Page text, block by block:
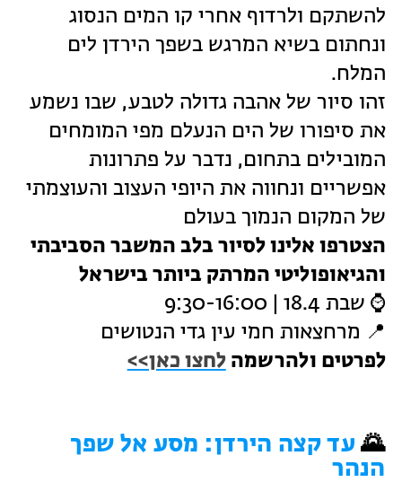
להשתקם ולרדוף אחרי קו המים הנסוג
ונחתום בשיא המרגש בשפך הירדן לים
המלח.
זהו סיור של אהבה גדולה לטבע, שבו נשמע
את סיפורו של הים הנעלם מפי המומחים
המובילים בתחום, נדבר על פתרונות
אפשריים ונחווה את היופי העצוב והעוצמתי
של המקום הנמוך בעולם
הצטרפו אלינו לסיור בלב המשבר הסביבתי
והגיאופוליטי המרתק ביותר בישראל
⌚ שבת 18.4 | 9:30-16:00
📍 מרחצאות חמי עין גדי הנטושים
לפרטים ולהרשמהלחצו כאן>>
🌄 עד קצה הירדן: מסע אל שפך
הנהר